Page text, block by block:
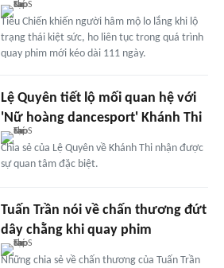
Tiêu Chiến khiến người hâm mộ lo lắng khi lộ
trạng thái kiệt sức, ho liên tục trong quá trình
quay phim mới kéo dài 111 ngày.
Lệ Quyên tiết lộ mối quan hệ với
'Nữ hoàng dancesport' Khánh Thi
Chia sẻ của Lệ Quyên về Khánh Thi nhận được
sự quan tâm đặc biệt.
Tuấn Trần nói về chấn thương đứt
dây chằng khi quay phim
Những chia sẻ về chấn thương của Tuấn Trần